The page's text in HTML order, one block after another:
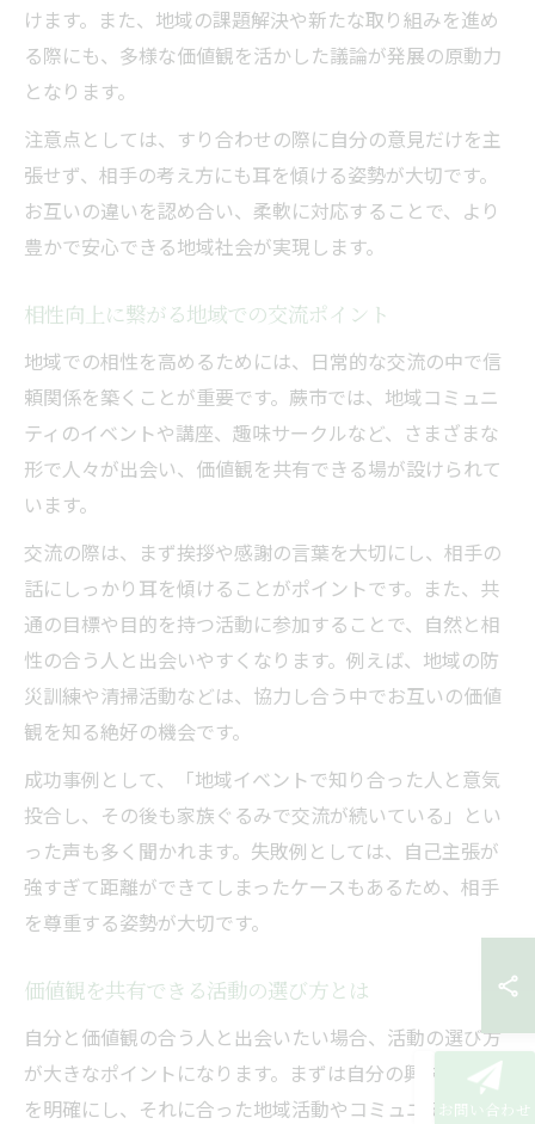
けます。また、地域の課題解決や新たな取り組みを進め
る際にも、多様な価値観を活かした議論が発展の原動力
となります。
注意点としては、すり合わせの際に自分の意見だけを主
張せず、相手の考え方にも耳を傾ける姿勢が大切です。
お互いの違いを認め合い、柔軟に対応することで、より
豊かで安心できる地域社会が実現します。
相性向上に繋がる地域での交流ポイント
地域での相性を高めるためには、日常的な交流の中で信
頼関係を築くことが重要です。蕨市では、地域コミュニ
ティのイベントや講座、趣味サークルなど、さまざまな
形で人々が出会い、価値観を共有できる場が設けられて
います。
交流の際は、まず挨拶や感謝の言葉を大切にし、相手の
話にしっかり耳を傾けることがポイントです。また、共
通の目標や目的を持つ活動に参加することで、自然と相
性の合う人と出会いやすくなります。例えば、地域の防
災訓練や清掃活動などは、協力し合う中でお互いの価値
観を知る絶好の機会です。
成功事例として、「地域イベントで知り合った人と意気
投合し、その後も家族ぐるみで交流が続いている」とい
った声も多く聞かれます。失敗例としては、自己主張が
強すぎて距離ができてしまったケースもあるため、相手
を尊重する姿勢が大切です。
価値観を共有できる活動の選び方とは
自分と価値観の合う人と出会いたい場合、活動の選び方
が大きなポイントになります。まずは自分の興味や関心
を明確にし、それに合った地域活動やコミュニティを選
お問い合わせ